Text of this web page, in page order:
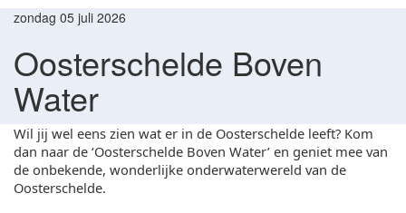
zondag 05 juli 2026
Oosterschelde Boven
Water
Wil jij wel eens zien wat er in de Oosterschelde leeft? Kom
dan naar de ‘Oosterschelde Boven Water’ en geniet mee van
de onbekende, wonderlijke onderwaterwereld van de
Oosterschelde.